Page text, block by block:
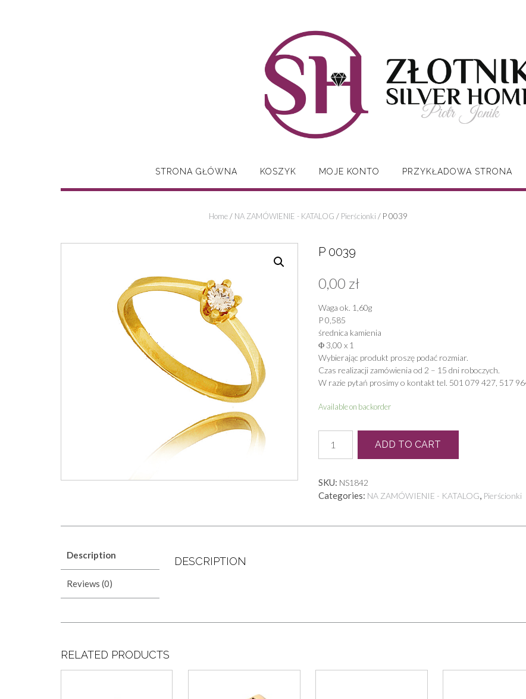
STRONA GŁÓWNA KOSZYK MOJE KONTO PRZYKŁADOWA STRONA
Home/ NA ZAMÓWIENIE - KATALOG / Pierścionki / P 0039
P 0039
0,00 zł
Waga ok. 1,60g
P 0,585
średnica kamienia
Φ 3,00 x 1
Wybierając produkt proszę podać rozmiar.
Czas realizacji zamówienia od 2 – 15 dni roboczych.
W razie pytań prosimy o kontakt tel. 501 079 427, 517
Available on backorder
0039
quantity
ADD TO CART
SKU: NS1842
Categories: NA ZAMÓWIENIE - KATALOG Pierścionki
Description
Reviews (0)
DESCRIPTION
RELATED PRODUCTS